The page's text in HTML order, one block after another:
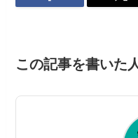
この記事を書いた